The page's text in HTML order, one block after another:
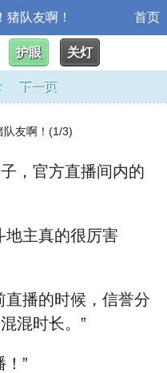
猪队友啊！ 首页
护眼 关灯
下一页
队友啊！(1/3)
，官方直播间内的
地主真的很厉害
直播的时候，信誉分
混时长。”
！”